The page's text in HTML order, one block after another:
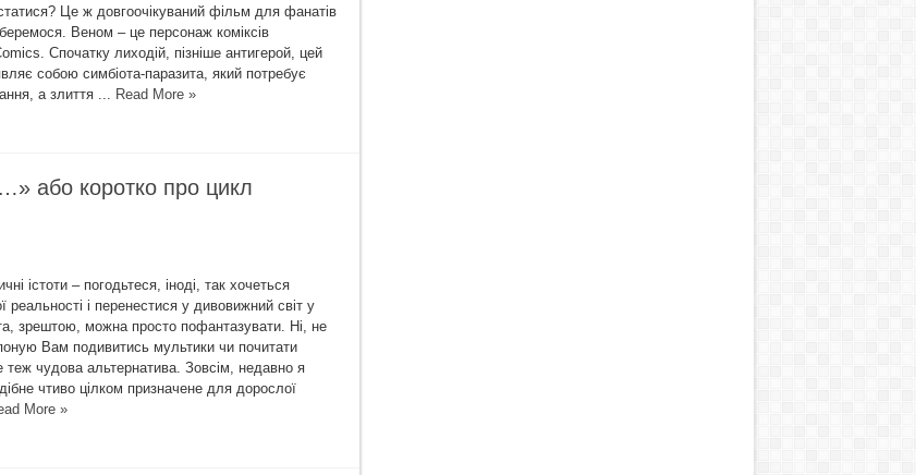
Це ж довгоочікуваний фільм для фанатів
Веном – це персонаж коміксів
Спочатку лиходій, пізніше антигерой, цей
собою симбіота-паразита, який потребує
а злиття ... Read More »
або коротко про цикл
істоти – погодьтеся, іноді, так хочеться
реальності і перенестися у дивовижний світ у
зрештою, можна просто пофантазувати. Ні, не
Вам подивитись мультики чи почитати
теж чудова альтернатива. Зовсім, недавно я
чтиво цілком призначене для дорослої
More »